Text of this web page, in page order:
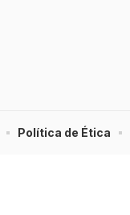
Política de Ética